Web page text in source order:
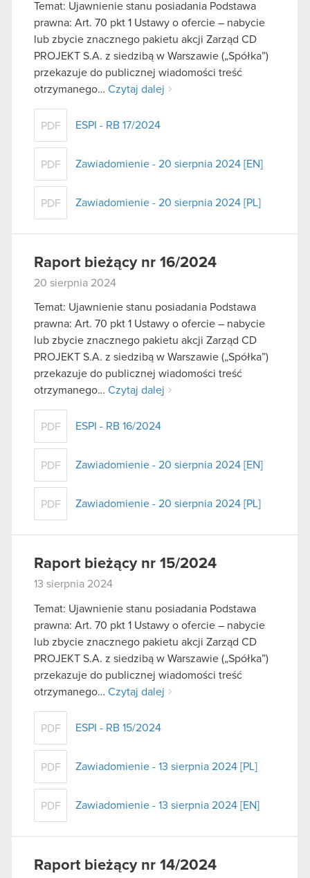
Temat: Ujawnienie stanu posiadania Podstawa
prawna: Art. 70 pkt 1 Ustawy o ofercie – nabycie
lub zbycie znacznego pakietu akcji Zarząd CD
PROJEKT S.A. z siedzibą w Warszawie („Spółka”)
przekazuje do publicznej wiadomości treść
otrzymanego… Czytaj dalej
PDF ESPI - RB 17/2024
PDF Zawiadomienie - 20 sierpnia 2024 [EN]
PDF Zawiadomienie - 20 sierpnia 2024 [PL]
Raport bieżący nr 16/2024
20 sierpnia 2024
Temat: Ujawnienie stanu posiadania Podstawa
prawna: Art. 70 pkt 1 Ustawy o ofercie – nabycie
lub zbycie znacznego pakietu akcji Zarząd CD
PROJEKT S.A. z siedzibą w Warszawie („Spółka”)
przekazuje do publicznej wiadomości treść
otrzymanego… Czytaj dalej
PDF ESPI - RB 16/2024
PDF Zawiadomienie - 20 sierpnia 2024 [EN]
PDF Zawiadomienie - 20 sierpnia 2024 [PL]
Raport bieżący nr 15/2024
13 sierpnia 2024
Temat: Ujawnienie stanu posiadania Podstawa
prawna: Art. 70 pkt 1 Ustawy o ofercie – nabycie
lub zbycie znacznego pakietu akcji Zarząd CD
PROJEKT S.A. z siedzibą w Warszawie („Spółka”)
przekazuje do publicznej wiadomości treść
otrzymanego… Czytaj dalej
PDF ESPI - RB 15/2024
PDF Zawiadomienie - 13 sierpnia 2024 [PL]
PDF Zawiadomienie - 13 sierpnia 2024 [EN]
Raport bieżący nr 14/2024